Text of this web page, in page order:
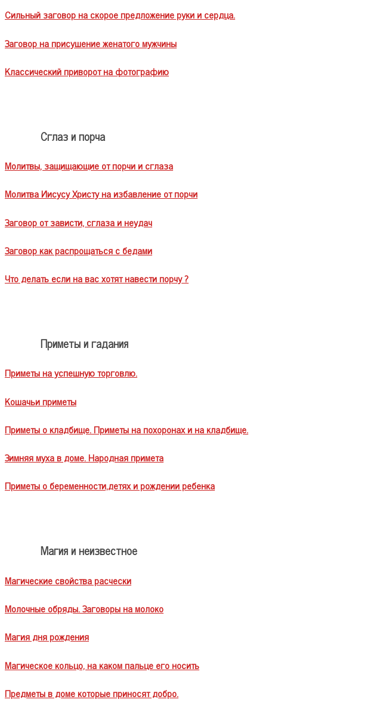
Сильный заговор на скорое предложение руки и сердца.
Заговор на присушение женатого мужчины
Классический приворот на фотографию
Сглаз и порча
Молитвы, защищающие от порчи и сглаза
Молитва Иисусу Христу на избавление от порчи
Заговор от зависти, сглаза и неудач
Заговор как распрощаться с бедами
Что делать если на вас хотят навести порчу ?
Приметы и гадания
Приметы на успешную торговлю.
Кошачьи приметы
Приметы о кладбище. Приметы на похоронах и на кладбище.
Зимняя муха в доме. Народная примета
Приметы о беременности,детях и рождении ребенка
Магия и неизвестное
Магические свойства расчески
Молочные обряды. Заговоры на молоко
Магия дня рождения
Магическое кольцо, на каком пальце его носить
Предметы в доме которые приносят добро.